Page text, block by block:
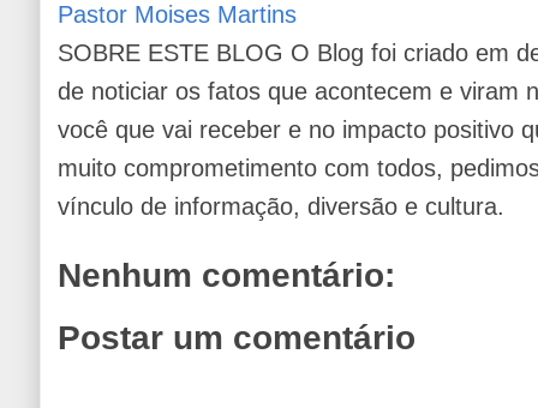
Pastor Moises Martins
SOBRE ESTE BLOG O Blog foi criado em
de noticiar os fatos que acontecem e viram
você que vai receber e no impacto positivo
muito comprometimento com todos,
vínculo de informação, diversão e cultura.
Nenhum comentário:
Postar um comentário